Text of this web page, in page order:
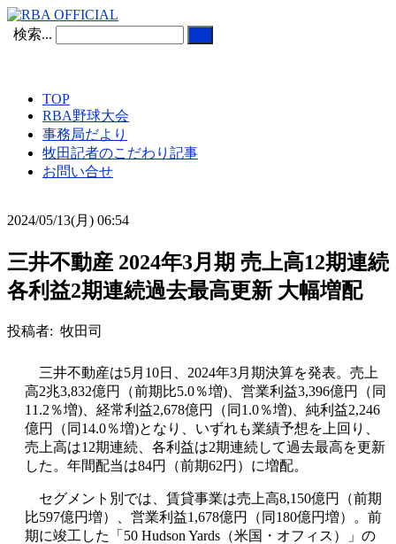
検索...
TOP
RBA野球大会
事務局だより
牧田記者のこだわり記事
お問い合せ
2024/05/13(月) 06:54
三井不動産 2024年3月期 売上高12期連続
各利益2期連続過去最高更新 大幅増配
投稿者: 牧田司
三井不動産は5月10日、2024年3月期決算を発表。売上
高2兆3,832億円（前期比5.0％増)、営業利益3,396億円（同
11.2％増)、経常利益2,678億円（同1.0％増)、純利益2,246
億円（同14.0％増)となり、いずれも業績予想を上回り、
売上高は12期連続、各利益は2期連続して過去最高を更新
した。年間配当は84円（前期62円）に増配。
セグメント別では、賃貸事業は売上高8,150億円（前期
比597億円増）、営業利益1,678億円（同180億円増）。前
期に竣工した「50 Hudson Yards（米国・オフィス）」の